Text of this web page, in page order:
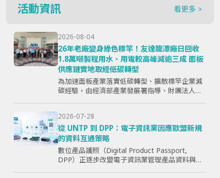
活動資訊 看更多 >
2026-08-04
26年老廠變身綠色標竿！友達龍潭廠日回收
1.8萬噸製程用水、用電較高峰減逾三成 面板
供應鏈實地取經低碳轉型
為加速面板產業落實低碳轉型、擴散標竿企業減
碳經驗，由經濟部產業發展署指導、財團法人資
成果交流活動」，7月15日於...
2026-07-28
從 UNTP 到 DPP：電子資訊業因應歐盟新規
的資料互通策略
數位產品護照（Digital Product Passport,
DPP）正逐步改變電子資訊業管理產品資料與供